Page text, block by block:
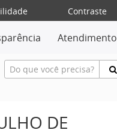
Contraste
Atendimento
DE